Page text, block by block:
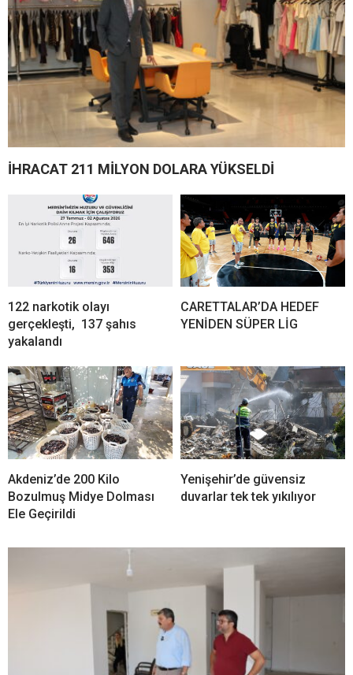
İHRACAT 211 MİLYON DOLARA YÜKSELDİ
122 narkotik olayı
gerçekleşti, 137 şahıs
yakalandı
CARETTALAR’DA HEDEF
YENİDEN SÜPER LİG
Akdeniz’de 200 Kilo
Bozulmuş Midye Dolması
Ele Geçirildi
Yenişehir’de güvensiz
duvarlar tek tek yıkılıyor